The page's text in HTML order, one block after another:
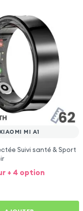
MI A1
Suivi santé & Sport
+ 4 option